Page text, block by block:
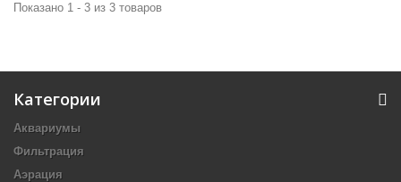
Показано 1 - 3 из 3 товаров
Категории
Аквариумы
Фильтрация
Аэрация